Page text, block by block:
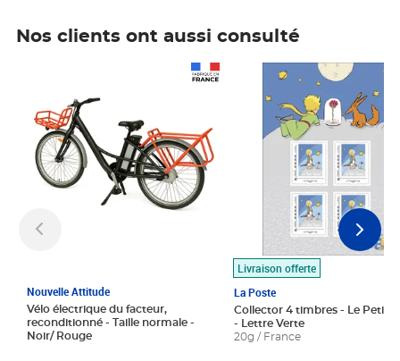
Nos clients ont aussi consulté
Nouvelle Attitude
Vélo électrique du facteur,
reconditionné - Taille normale -
Noir/ Rouge
Livraison offerte
La Poste
Collector 4 timbres - Le Petit
- Lettre Verte
20g / France
Prix 7,50€